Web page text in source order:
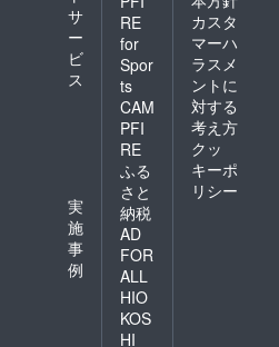
サ
ー
ビ
ス
実
施
事
例
RE
for
Spor
ts
CAM
PFI
RE
ふる
さと
納税
AD
FOR
ALL
HIO
KOS
HI
カスタ
マーハ
ラスメ
ントに
対する
考え方
クッ
キーポ
リシー